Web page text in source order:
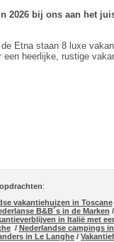
2026 bij ons aan het
Etna staan 8 luxe
heerlijke, rustige
:
vakantiehuizen in Toscane
B&B´s in de Marken /
in Italië met
/ Nederlandse campings
in Le Langhe /